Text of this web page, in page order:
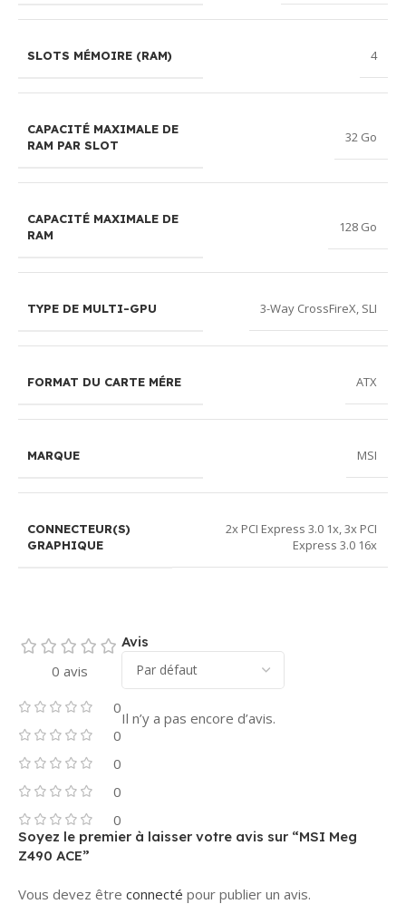
SLOTS MÉMOIRE (RAM) 4
CAPACITÉ MAXIMALE DE
RAM PAR SLOT
32 Go
CAPACITÉ MAXIMALE DE
RAM
128 Go
TYPE DE MULTI-GPU 3-Way CrossFireX, SLI
FORMAT DU CARTE MÉRE ATX
MARQUE MSI
CONNECTEUR(S)
GRAPHIQUE
2x PCI Express 3.0 1x,3x PCI
Express 3.0 16x
0 avis
0
0
0
0
0
Avis
Il n’y a pas encore d’avis.
Soyez le premier à laisser votre avis sur “MSI Meg
Z490 ACE”
Vous devez être connecté pour publier un avis.